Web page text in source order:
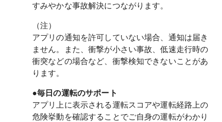
すみやかな事故解決につながります。
（注）
アプリの通知を許可していない場合、通知は届き
ません。また、衝撃が小さい事故、低速走行時の
衝突などの場合など、衝撃検知できないことがあ
ります。
●毎日の運転のサポート
アプリ上に表示される運転スコアや運転経路上の
危険挙動を確認することでご自身の運転がわかり